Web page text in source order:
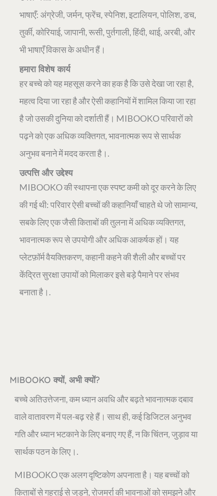
भाषाएँ: अंग्रेजी, जर्मन, फ्रेंच, स्पेनिश, इटालियन, पोलिश, डच,
तुर्की, कोरियाई, जापानी, रूसी, पुर्तगाली, हिंदी, थाई, अरबी, और
भी भाषाएँ विकास के अधीन हैं।
हमारा विशेष कार्य
हर बच्चे को यह महसूस करने का हक है कि उसे देखा जा रहा है,
महत्व दिया जा रहा है और ऐसी कहानियों में शामिल किया जा रहा
है जो उसकी दुनिया को दर्शाती हैं। MIBOOKO परिवारों को
पढ़ने को एक अधिक व्यक्तिगत, भावनात्मक रूप से सार्थक
अनुभव बनाने में मदद करता है।.
उत्पत्ति और उद्देश्य
MIBOOKO की स्थापना एक स्पष्ट कमी को दूर करने के लिए
की गई थी: परिवार ऐसी बच्चों की कहानियाँ चाहते थे जो सामान्य,
सबके लिए एक जैसी किताबों की तुलना में अधिक व्यक्तिगत,
भावनात्मक रूप से उपयोगी और अधिक आकर्षक हों। यह
प्लेटफ़ॉर्म वैयक्तिकरण, कहानी कहने की शैली और बच्चों पर
केंद्रित सुरक्षा उपायों को मिलाकर इसे बड़े पैमाने पर संभव
बनाता है।.
MIBOOKO क्यों, अभी क्यों?
बच्चे अतिउत्तेजना, कम ध्यान अवधि और बढ़ते भावनात्मक दबाव
वाले वातावरण में पल-बढ़ रहे हैं। साथ ही, कई डिजिटल अनुभव
गति और ध्यान भटकाने के लिए बनाए गए हैं, न कि चिंतन, जुड़ाव या
सार्थक पठन के लिए।.
MIBOOKO एक अलग दृष्टिकोण अपनाता है। यह बच्चों को
किताबों से गहराई से जुड़ने, रोजमर्रा की भावनाओं को समझने और